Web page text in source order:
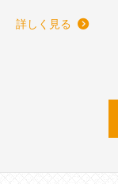
詳しく見る